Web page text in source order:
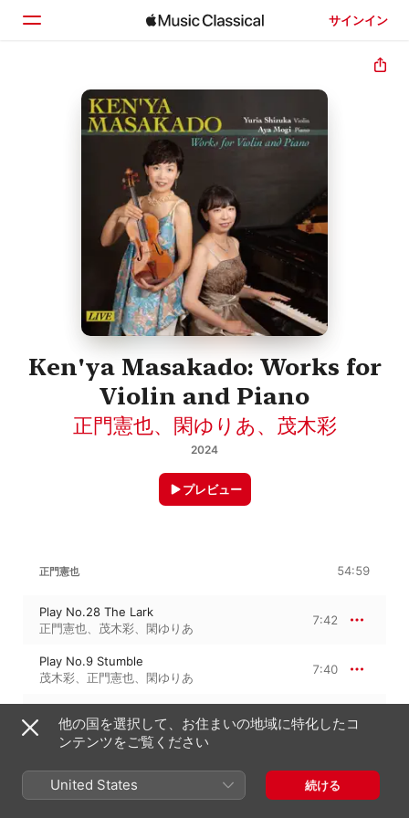
サインイン
ホーム
見つける
Ken'ya Masakado: Works for
Violin and Piano
正門憲也、 閑ゆりあ、 茂木彩
2024
プレビュー
正門憲也 54:59
Play No.28 The Lark
正門憲也、 茂木彩、 閑ゆりあ
7:42
Play No.9 Stumble
茂木彩、 正門憲也、 閑ゆりあ
7:40
正門憲也、閑ゆりあ
9:52
茂木彩、正門憲也
6:07
他の国を選択して、お住まいの地域に特化したコ
ンテンツをご覧ください
United States 続ける